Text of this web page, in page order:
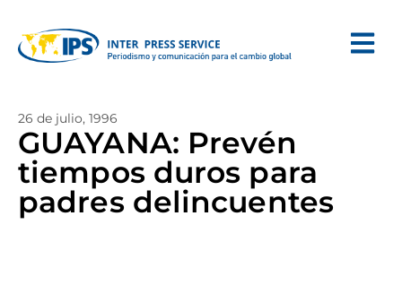
26 de julio, 1996
GUAYANA: Prevén
tiempos duros para
padres delincuentes